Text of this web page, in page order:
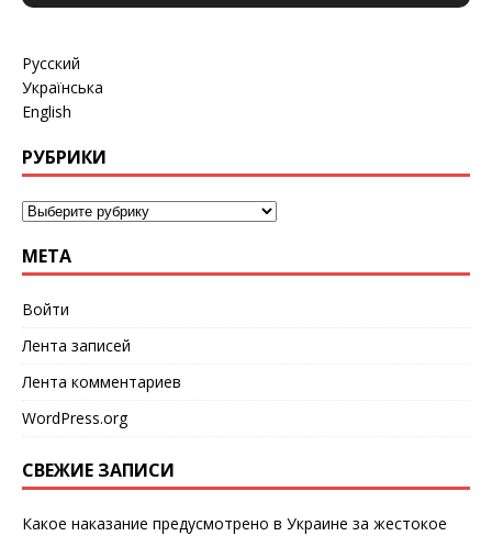
Русский
Українська
English
РУБРИКИ
МЕТА
Войти
Лента записей
Лента комментариев
WordPress.org
СВЕЖИЕ ЗАПИСИ
Какое наказание предусмотрено в Украине за жестокое